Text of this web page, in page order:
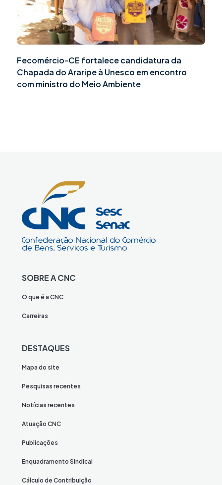
Fecomércio-CE fortalece candidatura da
Chapada do Araripe à Unesco em encontro
com ministro do Meio Ambiente
SOBRE A CNC
O que é a CNC
Carreiras
DESTAQUES
Mapa do site
Pesquisas recentes
Notícias recentes
Atuação CNC
Publicações
Enquadramento Sindical
Cálculo de Contribuição